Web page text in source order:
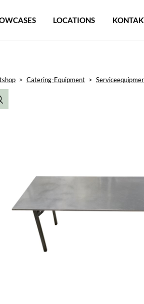
LOCATIONS
> Catering-Equipment >